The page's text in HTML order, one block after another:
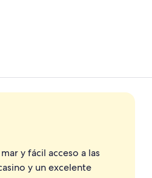
y fácil acceso a las
y un excelente